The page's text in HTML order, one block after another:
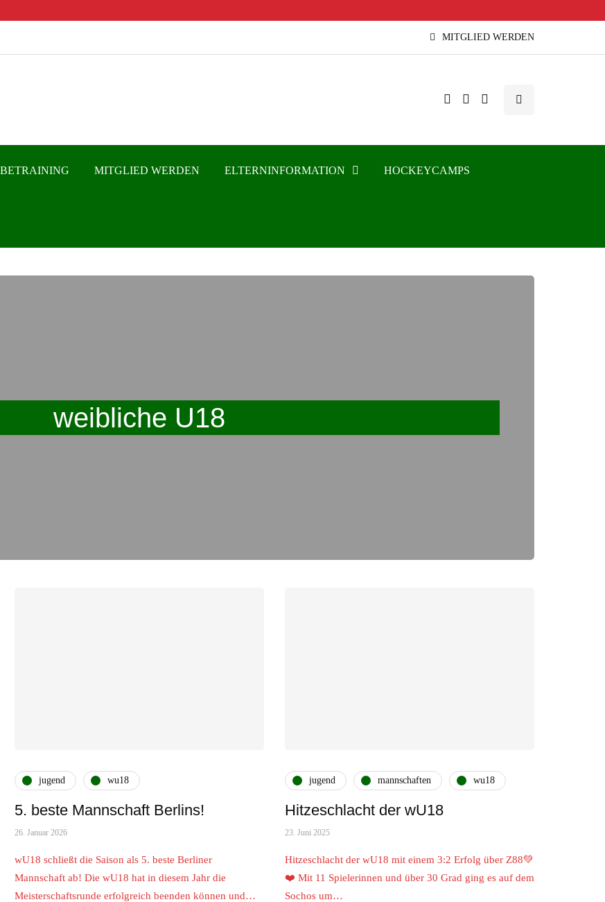
MITGLIED WERDEN
MITGLIED WERDEN ELTERNINFORMATION HOCKEYCAMPS
weibliche U18
jugend wu18
5. beste Mannschaft Berlins!
26. Januar 2026
wU18 schließt die Saison als 5. beste Berliner
Mannschaft ab! Die wU18 hat in diesem Jahr die
Meisterschaftsrunde erfolgreich beenden können und…
jugend mannschaften wu18
Hitzeschlacht der wU18
23. Juni 2025
Hitzeschlacht der wU18 mit einem 3:2 Erfolg über Z88💚
❤️ Mit 11 Spielerinnen und über 30 Grad ging es auf dem
Sochos um…